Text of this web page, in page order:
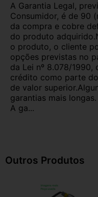
A Garantia Legal,
Consumidor, é de 90
da compra e cobre
do produto
o produto, o cliente
opções previstas no
da Lei nº 8.078/1990,
crédito como parte
de valor
garantias mais
A ga...
Outros Produtos